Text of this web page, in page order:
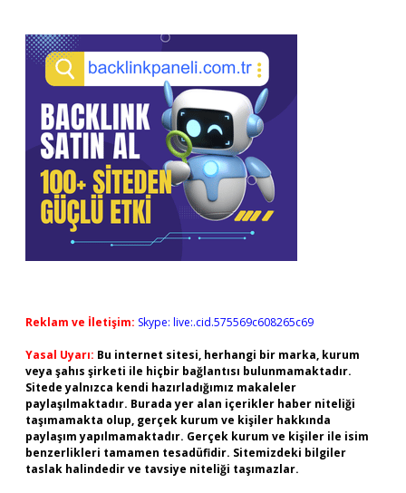
Reklam ve İletişim: Skype: live:.cid.575569c608265c69
Yasal Uyarı: Bu internet sitesi, herhangi bir marka, kurum
veya şahıs şirketi ile hiçbir bağlantısı bulunmamaktadır.
Sitede yalnızca kendi hazırladığımız makaleler
paylaşılmaktadır. Burada yer alan içerikler haber niteliği
taşımamakta olup, gerçek kurum ve kişiler hakkında
paylaşım yapılmamaktadır. Gerçek kurum ve kişiler ile isim
benzerlikleri tamamen tesadüfidir. Sitemizdeki bilgiler
taslak halindedir ve tavsiye niteliği taşımazlar.